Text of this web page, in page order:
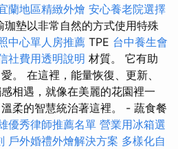
蘭地區精緻外燴 安心養老院選擇
珈墊以非常自然的方式使用特殊
中心單人房推薦 TPE 台中養生會
社費用透明說明 材質。 它有助
。 在這裡，能量恢復、更新、
相遇，就像在美麗的花園裡一
柔的智慧統治著這裡。 - 蔬食餐
優秀律師推薦名單 營業用冰箱選
戶外婚禮外燴解決方案 多樣化自